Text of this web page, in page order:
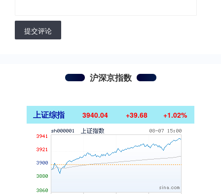
提交评论
沪深京指数
上证综指 3940.04 +39.68 +1.02%